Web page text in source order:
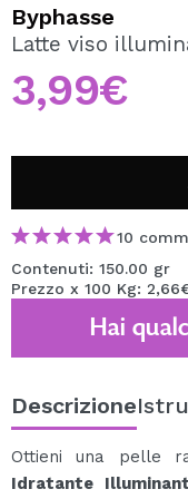
Creando un account
acquisti
consultare le tue
Byphasse
Latte viso
3,99€
10
Contenuti: 150.00 gr
Prezzo x 100 Kg:
Hai
Descrizione
Ottieni una pelle
Idratante